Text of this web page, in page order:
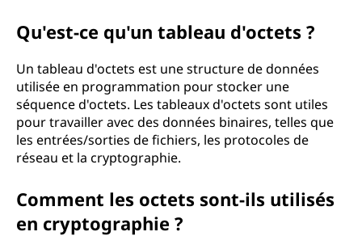
Qu'est-ce qu'un tableau d'octets ?
Un tableau d'octets est une structure de données
utilisée en programmation pour stocker une
séquence d'octets. Les tableaux d'octets sont utiles
pour travailler avec des données binaires, telles que
les entrées/sorties de fichiers, les protocoles de
réseau et la cryptographie.
Comment les octets sont-ils utilisés
en cryptographie ?